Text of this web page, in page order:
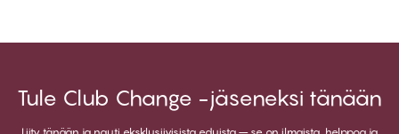
Tule Club Change -jäseneksi tänään
Liity tänään ja nauti eksklusiivisista eduista – se on ilmaista, helppoa ja